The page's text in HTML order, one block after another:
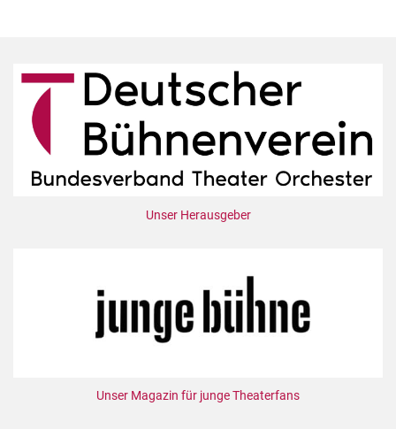
Unser Herausgeber
Unser Magazin für junge Theaterfans